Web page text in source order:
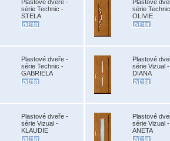
Plastové dveře -
série Technic -
STELA
Plastové
série
OLIVIE
Plastové dveře -
série Technic -
GABRIELA
Plastové
série Vizual -
DIANA
Plastové dveře -
série Vizual -
KLAUDIE
Plastové
série Vizual -
ANETA